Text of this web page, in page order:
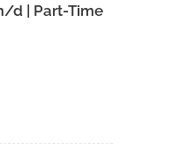
d | Part-Time